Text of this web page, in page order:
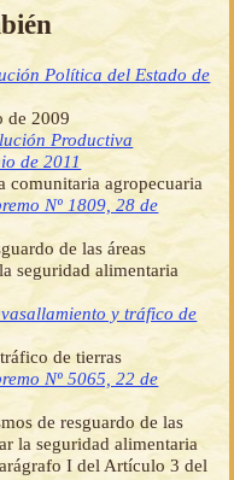
Política del Estado de
de 2009
Productiva
de 2011
agropecuaria
Nº 1809, 28 de
de las áreas
seguridad alimentaria
y tráfico de
de tierras
Nº 5065, 22 de
de resguardo de las
la seguridad alimentaria
I del Artículo 3 del